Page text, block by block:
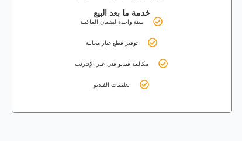
خدمة ما بعد البيع
سنة واحدة لضمان الماكينة
توفير قطع غيار مجانية
مكالمة فيديو فني عبر الإنترنت
تعليمات الفيديو